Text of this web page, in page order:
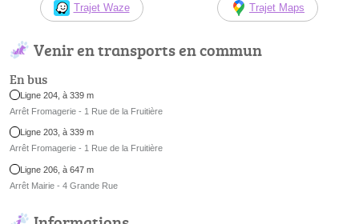
Trajet Waze Trajet Maps
Venir en transports en commun
En bus
Ligne 204, à 339 m
Arrêt Fromagerie - 1 Rue de la Fruitière
Ligne 203, à 339 m
Arrêt Fromagerie - 1 Rue de la Fruitière
Ligne 206, à 647 m
Arrêt Mairie - 4 Grande Rue